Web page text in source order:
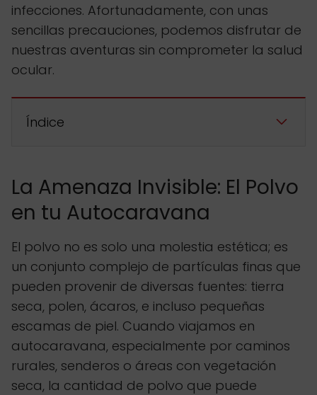
infecciones. Afortunadamente, con unas
sencillas precauciones, podemos disfrutar de
nuestras aventuras sin comprometer la salud
ocular.
Índice
La Amenaza Invisible: El Polvo
en tu Autocaravana
El polvo no es solo una molestia estética; es
un conjunto complejo de partículas finas que
pueden provenir de diversas fuentes: tierra
seca, polen, ácaros, e incluso pequeñas
escamas de piel. Cuando viajamos en
autocaravana, especialmente por caminos
rurales, senderos o áreas con vegetación
seca, la cantidad de polvo que puede